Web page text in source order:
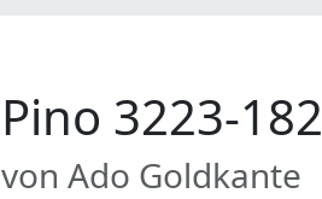
Pino 3223-182
von Ado Goldkante